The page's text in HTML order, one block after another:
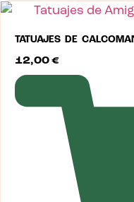
TATUAJES DE
12,00 €